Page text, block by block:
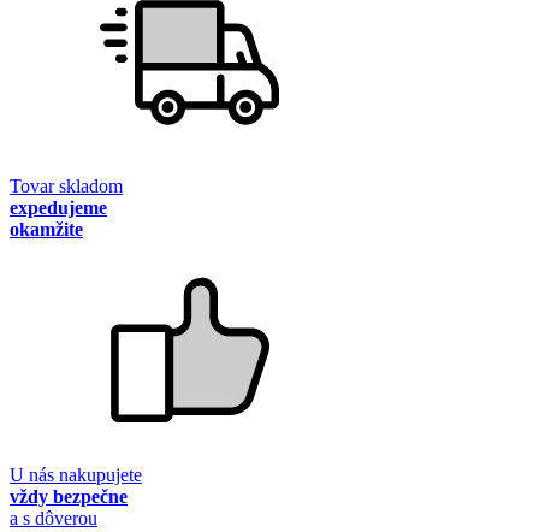
Tovar skladom
expedujeme
okamžite
U nás nakupujete
vždy bezpečne
a s dôverou